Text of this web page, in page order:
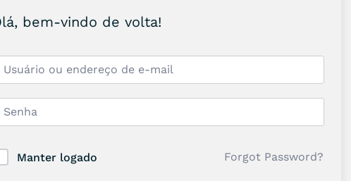
bem-vindo de volta!
Manter logado Forgot Password?